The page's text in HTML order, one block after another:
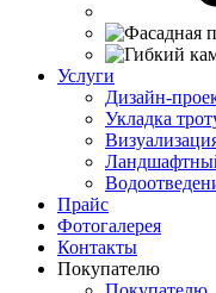
Услуги
Дизайн-
Укладка
Прайс
Фотогалерея
Контакты
Покупателю